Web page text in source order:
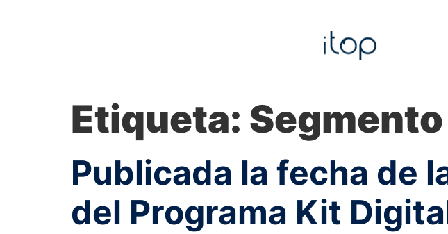
Etiqueta: Segmento
Publicada la fecha de
del Programa Kit